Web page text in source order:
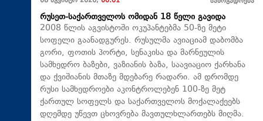
რუსეთ-საქართველოს ომიდან 18 წელი გავიდა
2008 წლის აგვისტოში ოკუპანტებმა 50-ზე მეტი
სოფელი გაანადგურეს. რუსულმა ავიაციამ დაბომბა
გორი, ფოთის პორტი, სენაკისა და მარნეულის
სამხედრო ბაზები, ვაზიანის ბაზა, საავიაციო ქარხანა
და ქვიშიანის მთაზე მდებარე რადარი. ამ დრომდე
რუსი სამხედროები აკონტროლებენ 100-ზე მეტ
ქართულ სოფელს და საქართველოს მოქალაქეებს
დღემდე უწევთ ცხოვრება მავთულხლართებს მიღმა.